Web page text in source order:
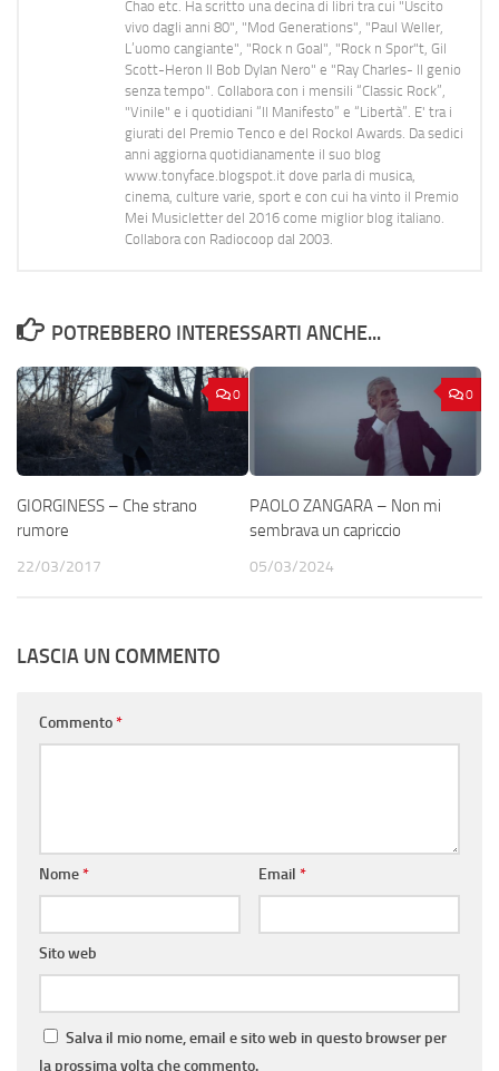
Chao etc. Ha scritto una decina di libri tra cui "Uscito
vivo dagli anni 80", "Mod Generations", "Paul Weller,
L’uomo cangiante", "Rock n Goal", "Rock n Spor"t, Gil
Scott-Heron Il Bob Dylan Nero" e "Ray Charles- Il genio
senza tempo". Collabora con i mensili “Classic Rock”,
"Vinile" e i quotidiani “Il Manifesto” e “Libertà”. E' tra i
giurati del Premio Tenco e del Rockol Awards. Da sedici
anni aggiorna quotidianamente il suo blog
www.tonyface.blogspot.it dove parla di musica,
cinema, culture varie, sport e con cui ha vinto il Premio
Mei Musicletter del 2016 come miglior blog italiano.
Collabora con Radiocoop dal 2003.
POTREBBERO INTERESSARTI ANCHE...
0
GIORGINESS – Che strano
rumore
22/03/2017
0
PAOLO ZANGARA – Non mi
sembrava un capriccio
05/03/2024
LASCIA UN COMMENTO
Commento*
Nome* Email *
Sito web
Salva il mio nome, email e sito web in questo browser per
la prossima volta che commento.